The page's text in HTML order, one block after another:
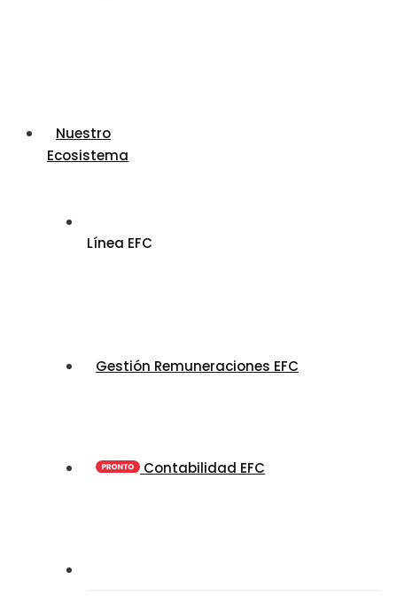
Nuestro
Ecosistema
Línea EFC
Gestión Remuneraciones EFC
Contabilidad EFC